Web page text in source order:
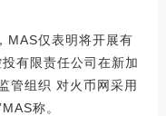
MAS仅表明将开展有
有限责任公司在新加
管组织 对火币网采用
称。